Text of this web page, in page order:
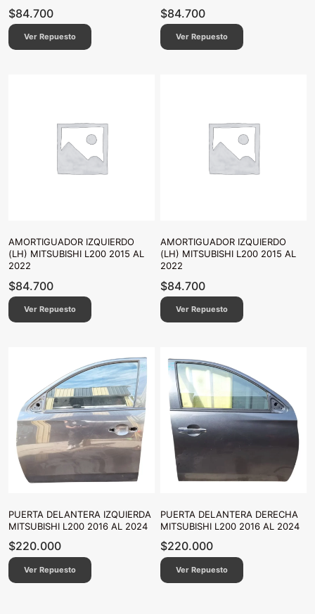
$84.700
Ver Repuesto
$84.700
Ver Repuesto
AMORTIGUADOR IZQUIERDO
(LH) MITSUBISHI L200 2015 AL
2022
$84.700
Ver Repuesto
AMORTIGUADOR IZQUIERDO
(LH) MITSUBISHI L200 2015 AL
2022
$84.700
Ver Repuesto
PUERTA DELANTERA IZQUIERDA
MITSUBISHI L200 2016 AL 2024
$220.000
Ver Repuesto
PUERTA DELANTERA DERECHA
MITSUBISHI L200 2016 AL 2024
$220.000
Ver Repuesto